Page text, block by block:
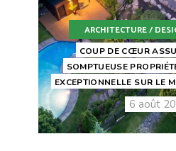
ARCHITECTURE /
COUP DE CŒUR
SOMPTUEUSE
EXCEPTIONNELLE SUR LE
6 août